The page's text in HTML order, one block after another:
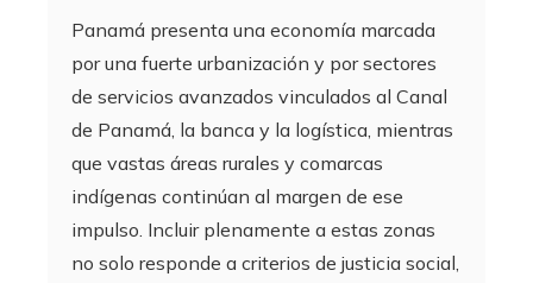
Panamá presenta una economía marcada
por una fuerte urbanización y por sectores
de servicios avanzados vinculados al Canal
de Panamá, la banca y la logística, mientras
que vastas áreas rurales y comarcas
indígenas continúan al margen de ese
impulso. Incluir plenamente a estas zonas
no solo responde a criterios de justicia social,